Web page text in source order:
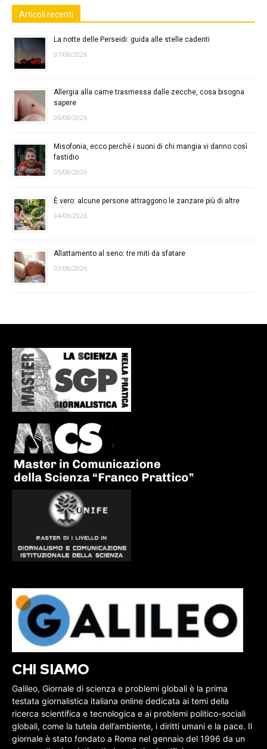
Articoli recenti
La notte delle Perseidi: guida alle stelle cadenti
07/08/2026
Allergia alla carne trasmessa dalle zecche, cosa bisogna
sapere
06/08/2026
Misofonia, ecco perché i suoni di chi mangia vi danno così
fastidio
05/08/2026
È vero: alcune persone attraggono le zanzare più di altre
04/08/2026
Allattamento al seno: tre miti da sfatare
03/08/2026
CHI SIAMO
Galileo, Giornale di scienza e problemi globali è la prima
testata giornalistica italiana online dedicata ai temi della
ricerca scientifica e tecnologica e ai problemi politico-sociali
globali, come la tutela dell’ambiente, i diritti umani e la pace. Il
giornale è stato fondato a Roma nel gennaio del 1996 da un